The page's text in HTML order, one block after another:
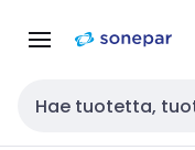
navigointiinsisältöön
Haku